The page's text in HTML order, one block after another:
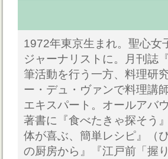
1972年東京生まれ。聖心女
ジャーナリストに。月刊誌
筆活動を行う一方、料理研
ー・デュ・ヴァンで料理講
エキスパート。オールアバ
著書に『食べたきゃ探そう
体が喜ぶ、簡単レシピ』（
の厨房から』『江戸前「握